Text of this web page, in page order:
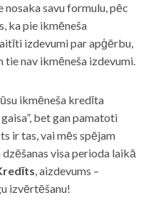
savu formulu, pēc
ka pie ikmēneša
izdevumi par apģērbu,
nav ikmēneša izdevumi.
ikmēneša kredīta
bet gan pamatoti
ir tas, vai mēs spējam
visa perioda laikā
, aizdevums –
izvērtēšanu!